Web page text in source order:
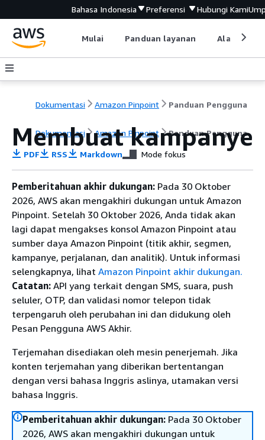
Bahasa Indonesia Preferensi Hubungi Kami
Mulai Panduan layanan Alat
Dokumentasi Amazon Pinpoint Panduan Pengguna
Dokumentasi Amazon Pinpoint Panduan Pengguna
Membuat kampanye
PDF RSS Markdown Mode fokus
Pemberitahuan akhir dukungan: Pada 30 Oktober
2026, AWS akan mengakhiri dukungan untuk Amazon
Pinpoint. Setelah 30 Oktober 2026, Anda tidak akan
lagi dapat mengakses konsol Amazon Pinpoint atau
sumber daya Amazon Pinpoint (titik akhir, segmen,
kampanye, perjalanan, dan analitik). Untuk informasi
selengkapnya, lihat Amazon Pinpoint akhir dukungan.
Catatan: API yang terkait dengan SMS, suara, push
seluler, OTP, dan validasi nomor telepon tidak
terpengaruh oleh perubahan ini dan didukung oleh
Pesan Pengguna AWS Akhir.
Terjemahan disediakan oleh mesin penerjemah. Jika
konten terjemahan yang diberikan bertentangan
dengan versi bahasa Inggris aslinya, utamakan versi
bahasa Inggris.
Pemberitahuan akhir dukungan: Pada 30 Oktober
2026, AWS akan mengakhiri dukungan untuk